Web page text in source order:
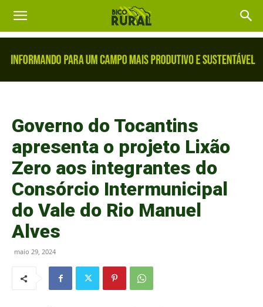
Governo do Tocantins
apresenta o projeto Lixão
Zero aos integrantes do
Consórcio Intermunicipal
do Vale do Rio Manuel
Alves
maio 29, 2024